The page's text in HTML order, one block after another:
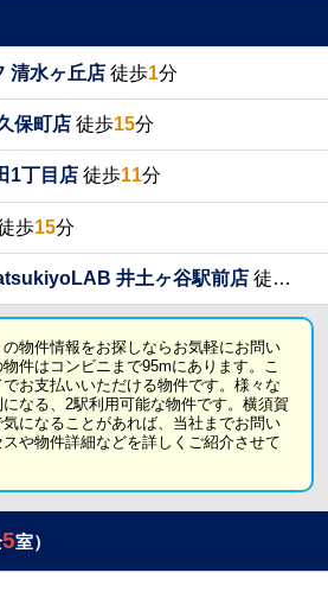
清水ヶ丘店 徒歩1分
保町店 徒歩15分
1丁目店 徒歩11分
歩15分
井土ヶ谷駅前店 徒歩
の物件情報をお探しならお気軽にお問い
件はコンビニまで95mにあります。こ
お支払いいただける物件です。様々な
なる、2駅利用可能な物件です。横須賀
になることがあれば、当社までお問い
や物件詳細などを詳しくご紹介させて
5室）